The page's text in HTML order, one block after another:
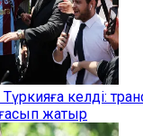
келді:
жатыр